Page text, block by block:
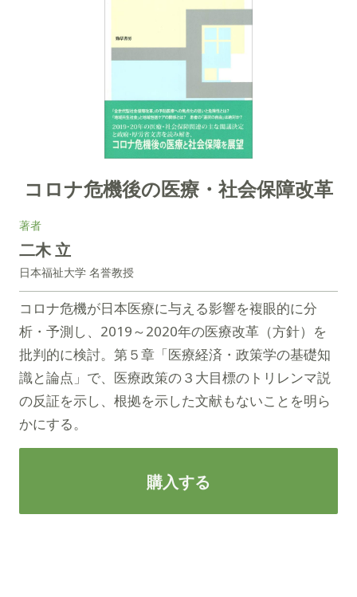
購入する
コロナ危機後の医療・社会保障改革
著者
二木 立
日本福祉大学 名誉教授
コロナ危機が日本医療に与える影響を複眼的に分
析・予測し、2019～2020年の医療改革（方針）を
批判的に検討。第５章「医療経済・政策学の基礎知
識と論点」で、医療政策の３大目標のトリレンマ説
の反証を示し、根拠を示した文献もないことを明ら
かにする。